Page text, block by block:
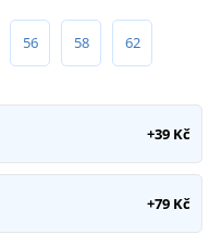
56 58 62
+39 Kč
+79 Kč